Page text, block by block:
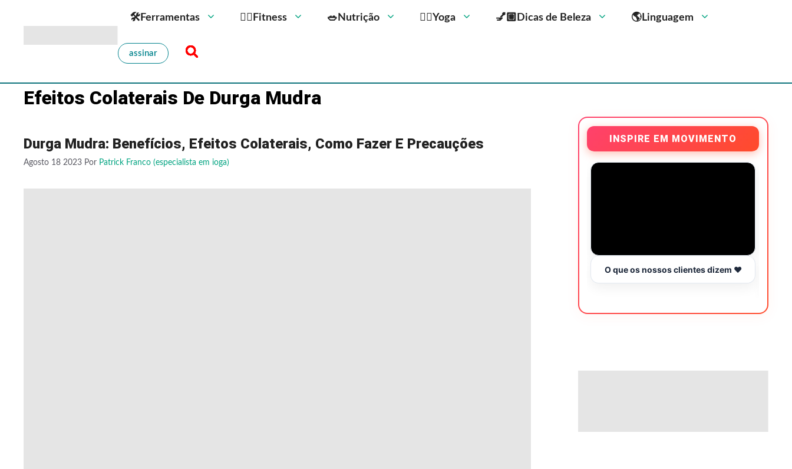
🛠Ferramentas 🏋️‍♀️Fitness 🥗Nutrição 🧘‍♀️Yoga 💅🏼Dicas de Beleza 🌎Linguagem
assinar
Efeitos Colaterais De Durga Mudra
Durga Mudra: Benefícios, Efeitos Colaterais, Como Fazer E Precauções
Agosto 18 2023 Por Patrick Franco (especialista em ioga)
INSPIRE EM MOVIMENTO
O que os nossos clientes dizem ❤️